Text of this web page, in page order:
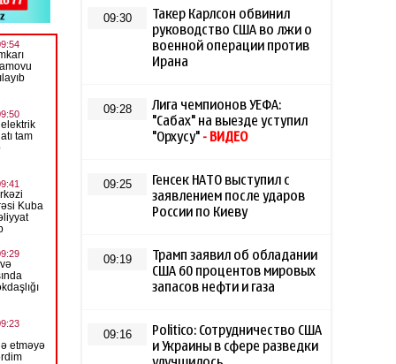
09:30
Такер Карлсон обвинил
руководство США во лжи о
военной операции против
Ирана
09:28
Лига чемпионов УЕФА:
"Сабах" на выезде уступил
"Орхусу" - ВИДЕО
09:25
Генсек НАТО выступил с
заявлением после ударов
России по Киеву
09:19
Трамп заявил об обладании
США 60 процентов мировых
запасов нефти и газа
09:16
Politico: Сотрудничество США
и Украины в сфере разведки